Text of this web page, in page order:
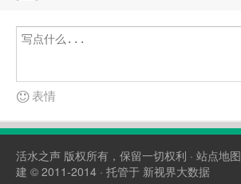
表情
活水之声 版权所有，保留一切权利 · 站点地图
建 © 2011-2014 · 托管于 新视界大数据